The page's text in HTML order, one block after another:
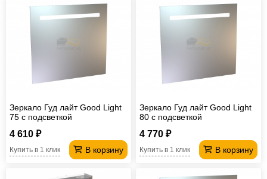
Зеркало Гуд лайт Good Light
75 с подсветкой
4 610 ₽
В корзину
Купить в 1 клик
Зеркало Гуд лайт Good Light
80 с подсветкой
4 770 ₽
В корзину
Купить в 1 клик